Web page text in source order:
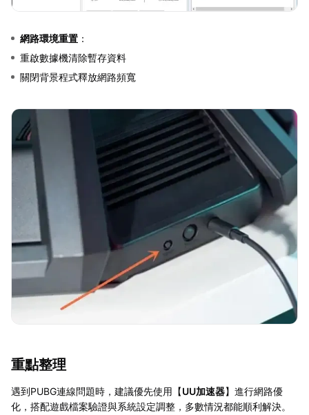
網路環境重置 ：
重啟數據機清除暫存資料
關閉背景程式釋放網路頻寬
重點整理
遇到PUBG連線問題時，建議優先使用【UU加速器】進行網路優
化，搭配遊戲檔案驗證與系統設定調整，多數情況都能順利解決。